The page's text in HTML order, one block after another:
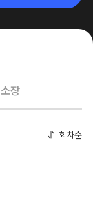
소장
회차순